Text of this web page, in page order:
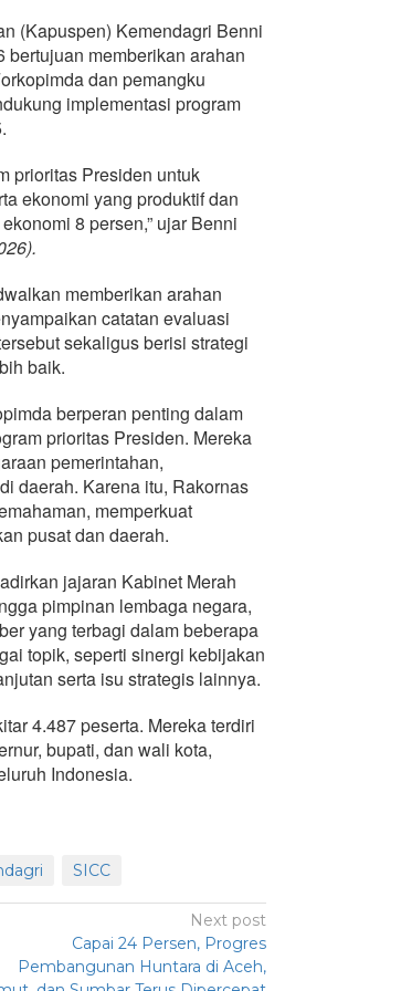
(Kapuspen) Kemendagri Benni
bertujuan memberikan arahan
dan pemangku
implementasi program
prioritas Presiden untuk
ekonomi yang produktif dan
8 persen,” ujar Benni
memberikan arahan
catatan evaluasi
sekaligus berisi strategi
baik.
berperan penting dalam
prioritas Presiden. Mereka
pemerintahan,
daerah. Karena itu, Rakornas
memperkuat
pusat dan daerah.
jajaran Kabinet Merah
pimpinan lembaga negara,
yang terbagi dalam beberapa
topik, seperti sinergi kebijakan
serta isu strategis lainnya.
4.487 peserta. Mereka terdiri
bupati, dan wali kota,
Indonesia.
SICC
Next post
Capai 24 Persen, Progres
Pembangunan Huntara di Aceh,